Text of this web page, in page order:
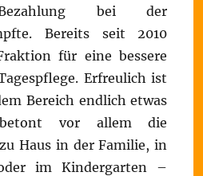
Bezahlung bei der
Bereits seit 2010
für eine bessere
Erfreulich ist
Bereich endlich etwas
betont vor allem die
Haus in der Familie, in
im Kindergarten –